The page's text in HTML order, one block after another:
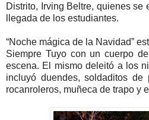
Distrito, Irving Beltre, quienes se
llegada de los estudiantes.
“Noche mágica de la Navidad”
Siempre Tuyo con un cuerpo
escena. El mismo deleitó a los
incluyó duendes, soldaditos de
rocanroleros, muñeca de trapo y